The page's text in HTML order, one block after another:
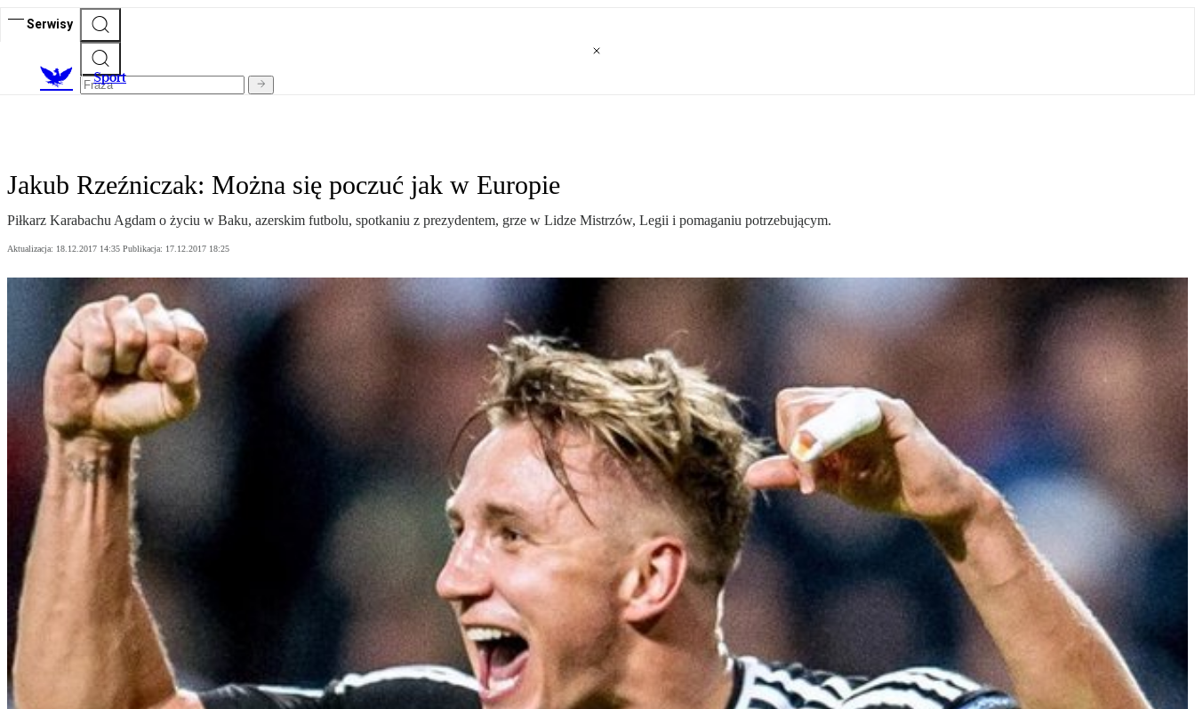
Serwisy
Sport
Jakub Rzeźniczak: Można się poczuć jak w Europie
Piłkarz Karabachu Agdam o życiu w Baku, azerskim futbolu, spotkaniu z prezydentem, grze w Lidze Mistrzów, Legii i pomaganiu potrzebującym.
Aktualizacja: 18.12.2017 14:35 Publikacja: 17.12.2017 18:25